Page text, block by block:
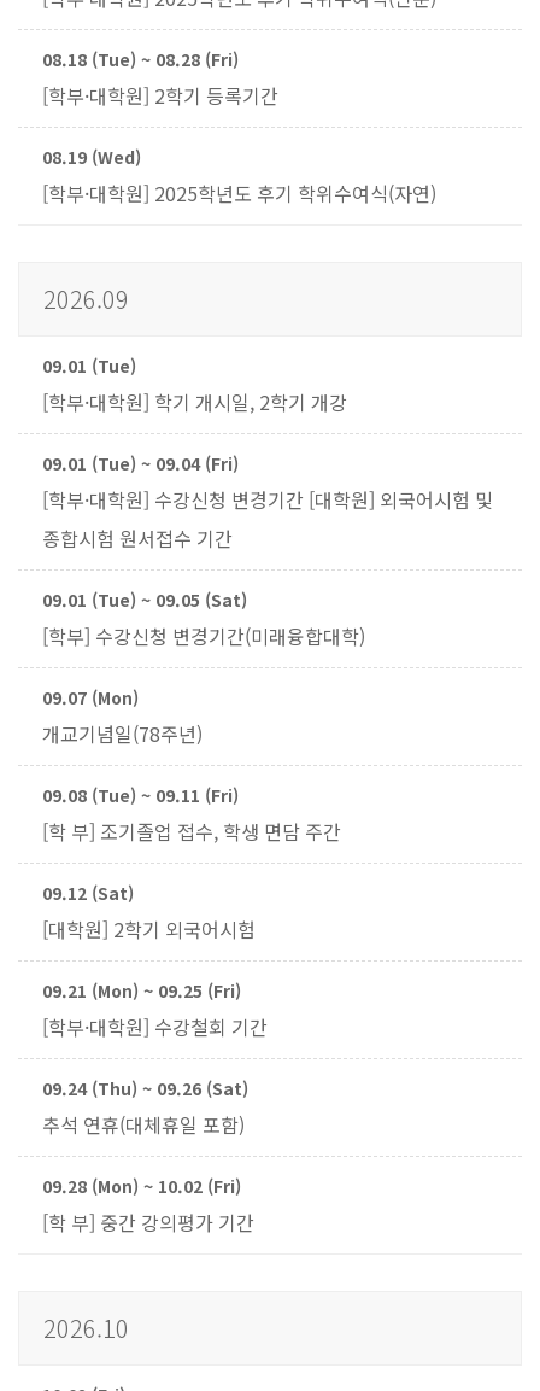
08.18 (Tue) ~ 08.28 (Fri)
[학부·대학원] 2학기 등록기간
08.19 (Wed)
[학부·대학원] 2025학년도 후기 학위수여식(자연)
2026.09
09.01 (Tue)
[학부·대학원] 학기 개시일, 2학기 개강
09.01 (Tue) ~ 09.04 (Fri)
[학부·대학원] 수강신청 변경기간 [대학원] 외국어시험 및
종합시험 원서접수 기간
09.01 (Tue) ~ 09.05 (Sat)
[학부] 수강신청 변경기간(미래융합대학)
09.07 (Mon)
개교기념일(78주년)
09.08 (Tue) ~ 09.11 (Fri)
[학 부] 조기졸업 접수, 학생 면담 주간
09.12 (Sat)
[대학원] 2학기 외국어시험
09.21 (Mon) ~ 09.25 (Fri)
[학부·대학원] 수강철회 기간
09.24 (Thu) ~ 09.26 (Sat)
추석 연휴(대체휴일 포함)
09.28 (Mon) ~ 10.02 (Fri)
[학 부] 중간 강의평가 기간
2026.10